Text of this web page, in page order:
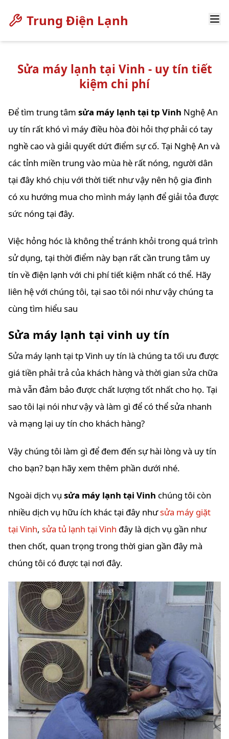
Trung Điện Lạnh
Sửa máy lạnh tại Vinh - uy tín tiết
kiệm chi phí
Để tìm trung tâm sửa máy lạnh tại tp Vinh Nghệ An
uy tín rất khó vì máy điều hòa đòi hỏi thợ phải có tay
nghề cao và giải quyết dứt điểm sự cố. Tại Nghệ An và
các tỉnh miền trung vào mùa hè rất nóng, người dân
tại đây khó chịu với thời tiết như vậy nên hộ gia đình
có xu hướng mua cho mình máy lạnh để giải tỏa được
sức nóng tại đây.
Việc hỏng hóc là không thể tránh khỏi trong quá trình
sử dụng, tại thời điểm này bạn rất cần trung tâm uy
tín về điện lạnh với chi phí tiết kiệm nhất có thể. Hãy
liên hệ với chúng tôi, tại sao tôi nói như vậy chúng ta
cùng tìm hiểu sau
Sửa máy lạnh tại vinh uy tín
Sửa máy lạnh tại tp Vinh uy tín là chúng ta tối ưu được
giá tiền phải trả của khách hàng và thời gian sửa chữa
mà vẫn đảm bảo được chất lượng tốt nhất cho họ. Tại
sao tôi lại nói như vậy và làm gì để có thể sửa nhanh
và mạng lại uy tín cho khách hàng?
Vậy chúng tôi làm gì để đem đến sự hài lòng và uy tín
cho bạn? bạn hãy xem thêm phần dưới nhé.
Ngoài dịch vụ sửa máy lạnh tại Vinh chúng tôi còn
nhiều dịch vụ hữu ích khác tại đây nhưsửa máy giặt
tại Vinh, sửa tủ lạnh tại Vinh đây là dịch vụ gần như
then chốt, quan trọng trong thời gian gần đây mà
chúng tôi có được tại nơi đây.